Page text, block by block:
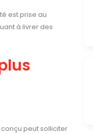
est prise au
à livrer des
conçu peut solliciter